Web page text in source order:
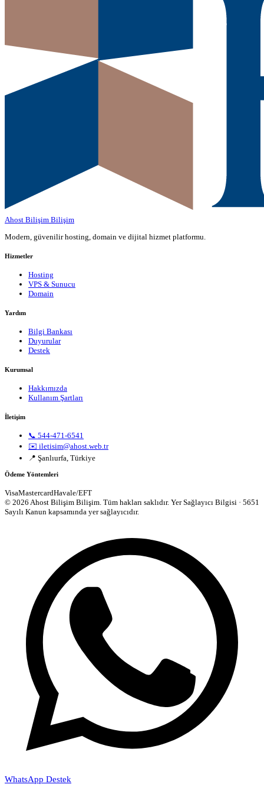
Ahost Bilişim Bilişim
Modern, güvenilir hosting, domain ve dijital hizmet platformu.
Hizmetler
Hosting
VPS & Sunucu
Domain
Yardım
Bilgi Bankası
Duyurular
Destek
Kurumsal
Hakkımızda
Kullanım Şartları
İletişim
📞 544-471-6541
✉️ iletisim@ahost.web.tr
📍 Şanlıurfa, Türkiye
Ödeme Yöntemleri
VisaMastercardHavale/EFT
© 2026 Ahost Bilişim Bilişim. Tüm hakları saklıdır. Yer Sağlayıcı Bilgisi · 5651
Sayılı Kanun kapsamında yer sağlayıcıdır.
WhatsApp Destek